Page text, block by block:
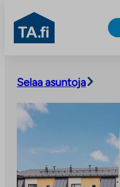
sisältöön
TA.fi
Selaa asuntoja